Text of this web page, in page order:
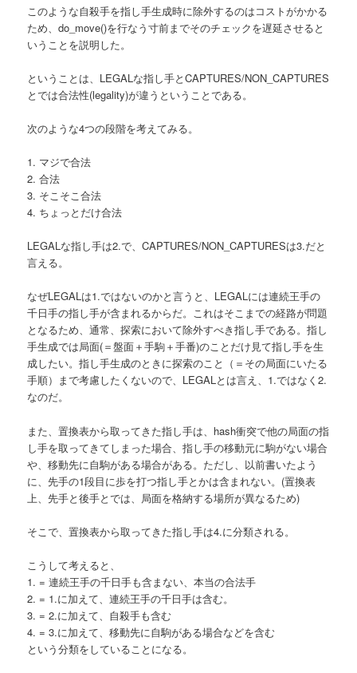
このような自殺手を指し手生成時に除外するのはコストがかかる
ため、do_move()を行なう寸前までそのチェックを遅延させると
いうことを説明した。
ということは、LEGALな指し手とCAPTURES/NON_CAPTURES
とでは合法性(legality)が違うということである。
次のような4つの段階を考えてみる。
1. マジで合法
2. 合法
3. そこそこ合法
4. ちょっとだけ合法
LEGALな指し手は2.で、CAPTURES/NON_CAPTURESは3.だと
言える。
なぜLEGALは1.ではないのかと言うと、LEGALには連続王手の
千日手の指し手が含まれるからだ。これはそこまでの経路が問題
となるため、通常、探索において除外すべき指し手である。指し
手生成では局面(＝盤面＋手駒＋手番)のことだけ見て指し手を生
成したい。指し手生成のときに探索のこと（＝その局面にいたる
手順）まで考慮したくないので、LEGALとは言え、1.ではなく2.
なのだ。
また、置換表から取ってきた指し手は、hash衝突で他の局面の指
し手を取ってきてしまった場合、指し手の移動元に駒がない場合
や、移動先に自駒がある場合がある。ただし、以前書いたよう
に、先手の1段目に歩を打つ指し手とかは含まれない。(置換表
上、先手と後手とでは、局面を格納する場所が異なるため)
そこで、置換表から取ってきた指し手は4.に分類される。
こうして考えると、
1. = 連続王手の千日手も含まない、本当の合法手
2. = 1.に加えて、連続王手の千日手は含む。
3. = 2.に加えて、自殺手も含む
4. = 3.に加えて、移動先に自駒がある場合などを含む
という分類をしていることになる。